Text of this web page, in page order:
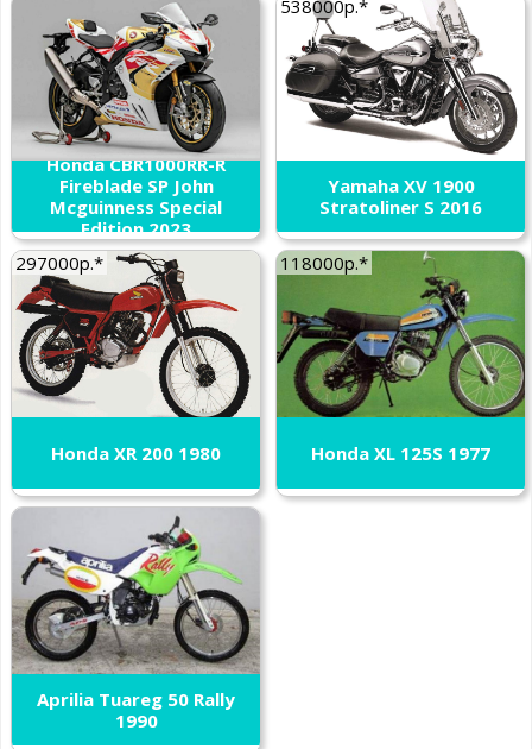
Honda CBR1000RR-R
Fireblade SP John
Mcguinness Special
Edition 2023
538000р.*
Yamaha XV 1900
Stratoliner S 2016
297000р.*
Honda XR 200 1980
118000р.*
Honda XL 125S 1977
Aprilia Tuareg 50 Rally
1990